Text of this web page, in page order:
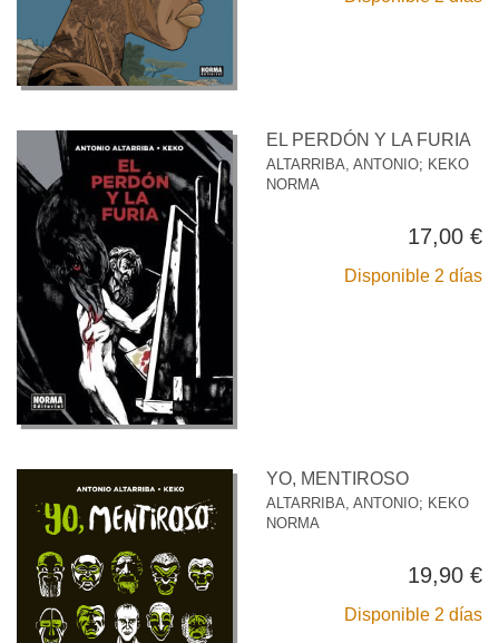
EL PERDÓN Y LA FURIA
ALTARRIBA, ANTONIO; KEKO
NORMA
17,00 €
Disponible 2 días
YO, MENTIROSO
ALTARRIBA, ANTONIO; KEKO
NORMA
19,90 €
Disponible 2 días